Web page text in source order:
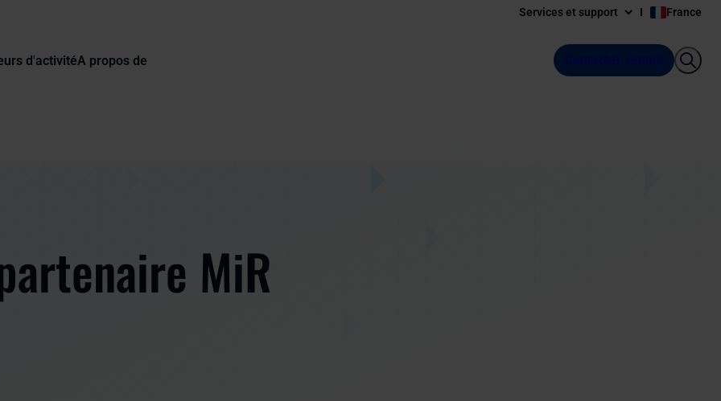
Services et support France
d'activitéA propos de Contacter ventes
MiR